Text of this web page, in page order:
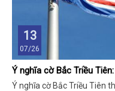
13
07/26
Ý nghĩa cờ Bắc Triều
Ý nghĩa cờ Bắc Triều Tiên